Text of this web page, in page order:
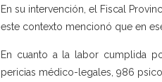
En su intervención, el Fiscal
este contexto mencionó que en
En cuanto a la labor cumplida
pericias médico-legales, 986